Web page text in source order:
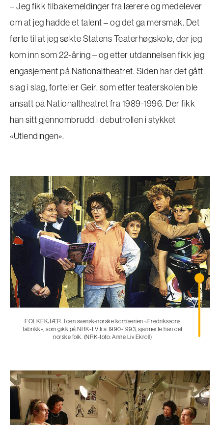
– Jeg fikk tilbakemeldinger fra lærere og medelever
om at jeg hadde et talent – og det ga mersmak. Det
førte til at jeg søkte Statens Teaterhøgskole, der jeg
kom inn som 22-åring – og etter utdannelsen fikk jeg
engasjement på Nationaltheatret. Siden har det gått
slag i slag, forteller Geir, som etter teaterskolen ble
ansatt på Nationaltheatret fra 1989-1996. Der fikk
han sitt gjennombrudd i debutrollen i stykket
«Utlendingen».
FOLKEKJÆR. I den svensk-norske komiserien «Fredrikssons
fabrikk», som gikk på NRK-TV fra 1990-1993, sjarmerte han det
norske folk. (NRK-foto: Anne Liv Ekroll)